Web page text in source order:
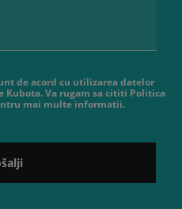
de acord cu utilizarea datelor
Kubota. Va rugam sa cititi Politica
mai multe informatii.